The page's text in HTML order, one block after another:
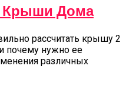
Крыши Дома
рассчитать крышу 2
почему нужно ее
различных